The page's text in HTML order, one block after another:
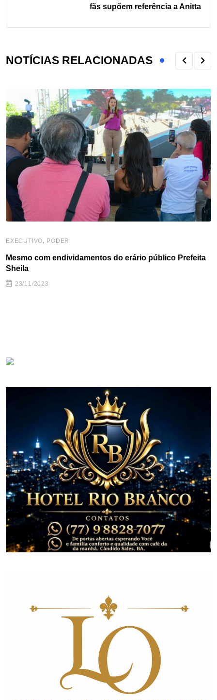
fãs supõem referência a Anitta
NOTÍCIAS RELACIONADAS
EXECUTIVO, PODER
Mesmo com endividamentos do erário público Prefeita
Sheila
23/11/2023